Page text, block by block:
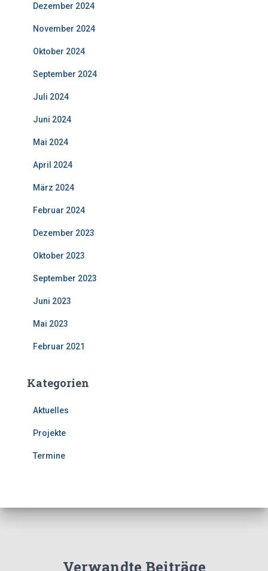
Dezember 2024
November 2024
Oktober 2024
September 2024
Juli 2024
Juni 2024
Mai 2024
April 2024
März 2024
Februar 2024
Dezember 2023
Oktober 2023
September 2023
Juni 2023
Mai 2023
Februar 2021
Kategorien
Aktuelles
Projekte
Termine
Verwandte Beiträge